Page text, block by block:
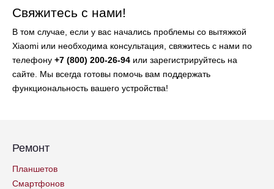
Свяжитесь с нами!
В том случае, если у вас начались проблемы со вытяжкой
Xiaomi или необходима консультация, свяжитесь с нами по
телефону +7 (800) 200-26-94 или зарегистрируйтесь на
сайте. Мы всегда готовы помочь вам поддержать
функциональность вашего устройства!
Ремонт
Планшетов
Смартфонов